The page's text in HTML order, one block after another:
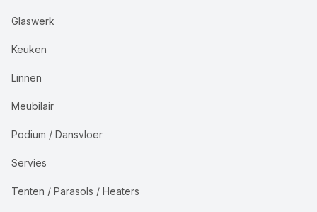
Glaswerk
Keuken
Linnen
Meubilair
Podium / Dansvloer
Servies
Tenten / Parasols / Heaters